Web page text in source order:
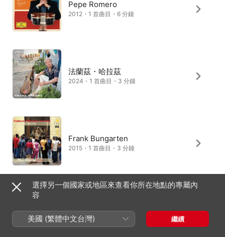
Pepe Romero
2012・1 首曲目・6 分鐘
法蘭茲・哈拉茲
2024・1 首曲目・3 分鐘
Frank Bungarten
2015・1 首曲目・3 分鐘
2004・1 首曲目・3 分鐘
選擇另一個國家或地區來查看你所在地點的專屬內
容
美國 (繁體中文台灣) 繼續